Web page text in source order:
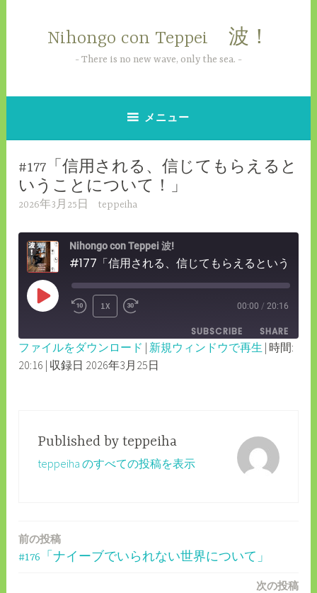
へ
Nihongo con Teppei 波！
There is no new wave, only the sea.
メニュー
#177「信用される、信じてもらえると
いうことについて！」
2026年3月25日 teppeiha
Nihongo con Teppei 波!
PLAY
REWIND
10
SECONDS
1X
FAST
FORWARD
30
00:00 / 20:16
SUBSCRIBE SHARE
SHARE
ファイルをダウンロード | 新規ウィンドウで再生 | 時間:
20:16 | 収録日 2026年3月25日
Published by teppeiha
teppeiha のすべての投稿を表示
投
前の投稿
#176「ナイーブでいられない世界について」
次の投稿